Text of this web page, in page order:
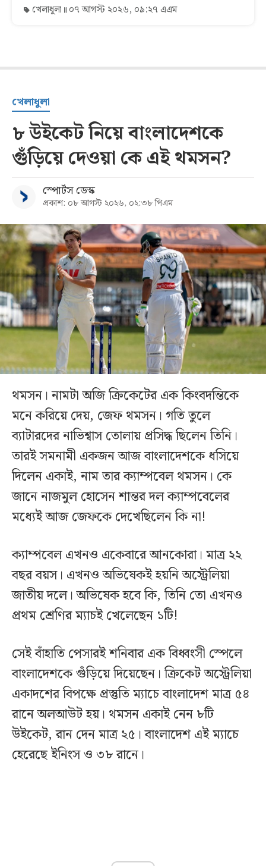
খেলাধুলা ০৭ আগস্ট ২০২৬, ০৯:২৭ এএম
খেলাধুলা
৮ উইকেট নিয়ে বাংলাদেশকে
গুঁড়িয়ে দেওয়া কে এই থমসন?
স্পোর্টস ডেস্ক
প্রকাশ: ০৮ আগস্ট ২০২৬, ০২:৩৮ পিএম
থমসন। নামটা অজি ক্রিকেটের এক কিংবদন্তিকে
মনে করিয়ে দেয়, জেফ থমসন। গতি তুলে
ব্যাটারদের নাভিশ্বাস তোলায় প্রসিদ্ধ ছিলেন তিনি।
তারই সমনামী একজন আজ বাংলাদেশকে ধসিয়ে
দিলেন একাই, নাম তার ক্যাম্পবেল থমসন। কে
জানে নাজমুল হোসেন শান্তর দল ক্যাম্পবেলের
মধ্যেই আজ জেফকে দেখেছিলেন কি না!
ক্যাম্পবেল এখনও একেবারে আনকোরা। মাত্র ২২
বছর বয়স। এখনও অভিষেকই হয়নি অস্ট্রেলিয়া
জাতীয় দলে। অভিষেক হবে কি, তিনি তো এখনও
প্রথম শ্রেণির ম্যাচই খেলেছেন ১টি!
সেই বাঁহাতি পেসারই শনিবার এক বিধ্বংসী স্পেলে
বাংলাদেশকে গুঁড়িয়ে দিয়েছেন। ক্রিকেট অস্ট্রেলিয়া
একাদশের বিপক্ষে প্রস্তুতি ম্যাচে বাংলাদেশ মাত্র ৫৪
রানে অলআউট হয়। থমসন একাই নেন ৮টি
উইকেট, রান দেন মাত্র ২৫। বাংলাদেশ এই ম্যাচে
হেরেছে ইনিংস ও ৩৮ রানে।